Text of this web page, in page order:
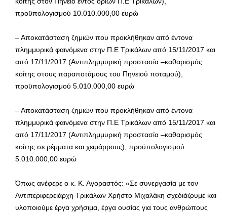
προϋπολογισμού 10.010.000,00 ευρώ
– Αποκατάσταση ζημιών που προκλήθηκαν από έντονα
πλημμυρικά φαινόμενα στην Π.Ε Τρικάλων από 15/11/2017 και
από 17/11/2017 (Αντιπλημμυρική προστασία –καθαρισμός
κοίτης στους παραποτάμους του Πηνειού ποταμού),
προϋπολογισμού 5.010.000,00 ευρώ
– Αποκατάσταση ζημιών που προκλήθηκαν από έντονα
πλημμυρικά φαινόμενα στην Π.Ε Τρικάλων από 15/11/2017 και
από 17/11/2017 (Αντιπλημμυρική προστασία –καθαρισμός
κοίτης σε ρέμματα και χειμάρρους), προϋπολογισμού
5.010.000,00 ευρώ
Όπως ανέφερε ο κ. Κ. Αγοραστός: «Σε συνεργασία με τον
Αντιπεριφερειάρχη Τρικάλων Χρήστο Μιχαλάκη σχεδιάζουμε και
υλοποιούμε έργα χρήσιμα, έργα ουσίας για τους ανθρώπους